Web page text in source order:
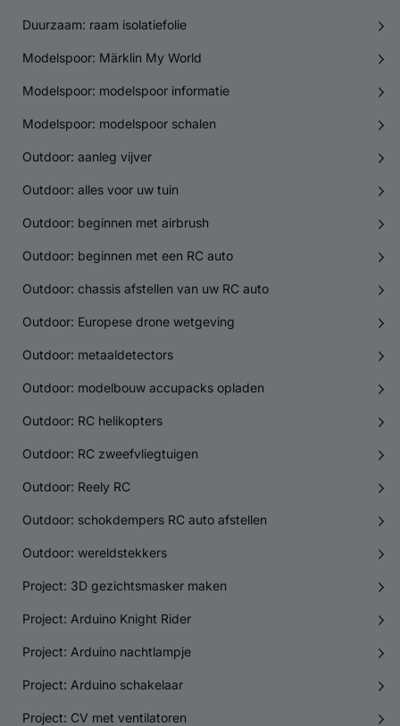
Duurzaam: raam isolatiefolie
Modelspoor: Märklin My World
Modelspoor: modelspoor informatie
Modelspoor: modelspoor schalen
Outdoor: aanleg vijver
Outdoor: alles voor uw tuin
Outdoor: beginnen met airbrush
Outdoor: beginnen met een RC auto
Outdoor: chassis afstellen van uw RC auto
Outdoor: Europese drone wetgeving
Outdoor: metaaldetectors
Outdoor: modelbouw accupacks opladen
Outdoor: RC helikopters
Outdoor: RC zweefvliegtuigen
Outdoor: Reely RC
Outdoor: schokdempers RC auto afstellen
Outdoor: wereldstekkers
Project: 3D gezichtsmasker maken
Project: Arduino Knight Rider
Project: Arduino nachtlampje
Project: Arduino schakelaar
Project: CV met ventilatoren